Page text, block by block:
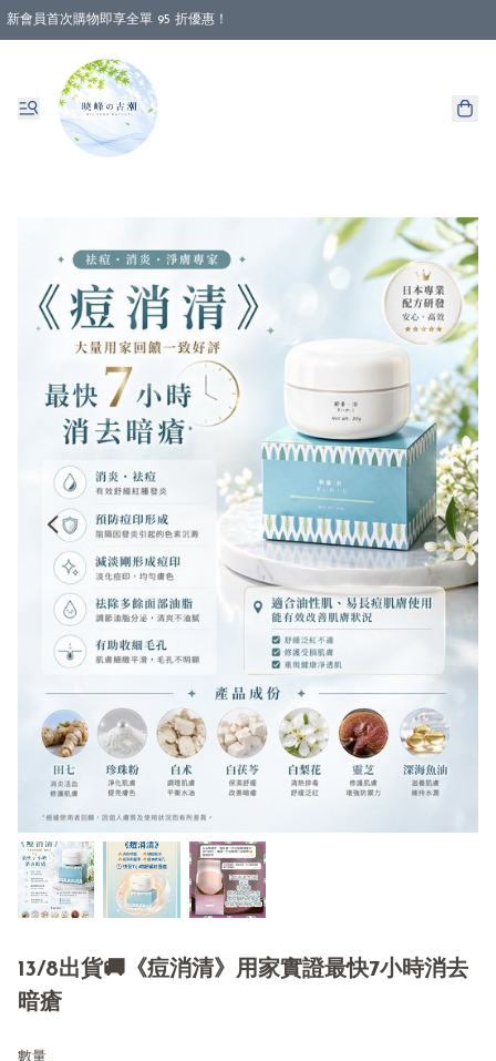
新會員首次購物即享全單 95 折優惠！
消費即享全單 88 折優惠！
13/8出貨🚚《痘消清》用家實證最快7小時消去
暗瘡
數量